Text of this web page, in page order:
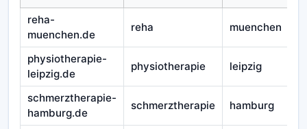
reha-
muenchen.de
reha muenchen
physiotherapie-
leipzig.de
physiotherapie leipzig
schmerztherapie-
hamburg.de
schmerztherapie hamburg